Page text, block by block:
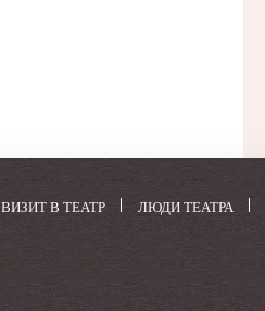
ВИЗИТ В ТЕАТР ЛЮДИ ТЕАТРА